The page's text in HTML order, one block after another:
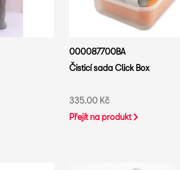
000087700BA
Čisticí sada Click Box
335.00 Kč
Přejít na produkt